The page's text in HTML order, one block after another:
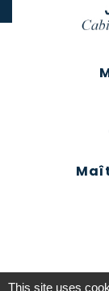
This site uses